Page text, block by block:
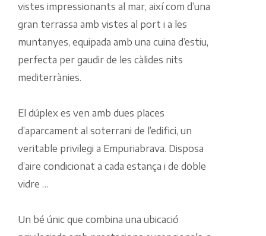
vistes impressionants al mar, així com d’una
gran terrassa amb vistes al port i a les
muntanyes, equipada amb una cuina d’estiu,
perfecta per gaudir de les càlides nits
mediterrànies.
El dúplex es ven amb dues places
d’aparcament al soterrani de l’edifici, un
veritable privilegi a Empuriabrava. Disposa
d’aire condicionat a cada estança i de doble
vidre …
Un bé únic que combina una ubicació